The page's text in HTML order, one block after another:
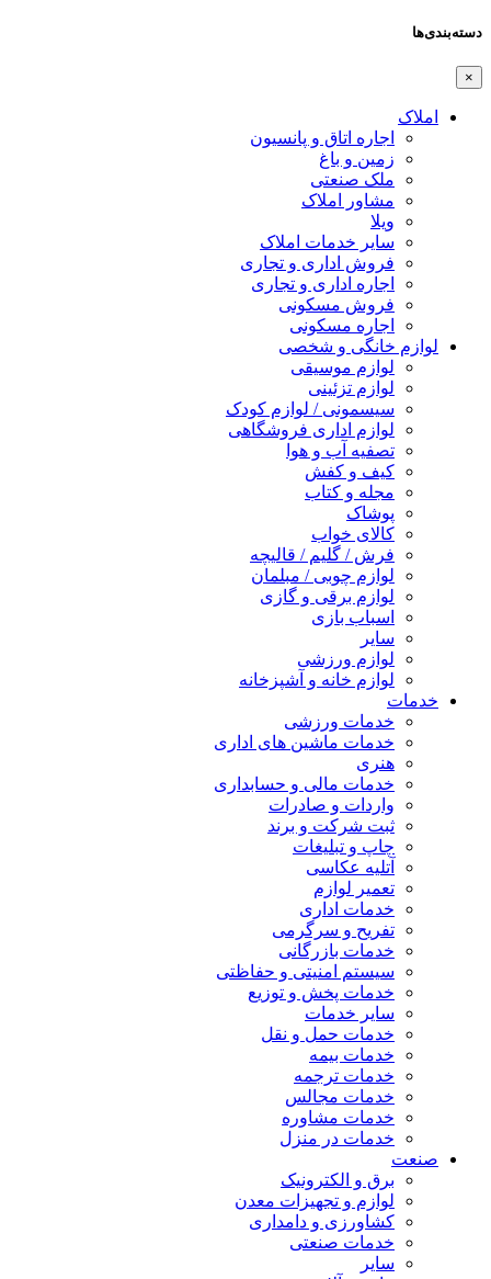
دسته‌بندی‌ها
×
املاک
اجاره اتاق و پانسیون
زمین و باغ
ملک صنعتی
مشاور املاک
ویلا
سایر خدمات املاک
فروش اداری و تجاری
اجاره اداری و تجاری
فروش مسکونی
اجاره مسکونی
لوازم خانگی و شخصی
لوازم موسیقی
لوازم تزئینی
سیسمونی / لوازم کودک
لوازم اداری فروشگاهی
تصفیه آب و هوا
کیف و کفش
مجله و کتاب
پوشاک
کالای خواب
فرش / گلیم / قالیچه
لوازم چوبی / مبلمان
لوازم برقی و گازی
اسباب بازی
سایر
لوازم ورزشی
لوازم خانه و آشپزخانه
خدمات
خدمات ورزشی
خدمات ماشین های اداری
هنری
خدمات مالی و حسابداری
واردات و صادرات
ثبت شرکت و برند
چاپ و تبلیغات
آتلیه عکاسی
تعمیر لوازم
خدمات اداری
تفریح و سرگرمی
خدمات بازرگانی
سیستم امنیتی و حفاظتی
خدمات پخش و توزیع
سایر خدمات
خدمات حمل و نقل
خدمات بیمه
خدمات ترجمه
خدمات مجالس
خدمات مشاوره
خدمات در منزل
صنعت
برق و الکترونیک
لوازم و تجهیزات معدن
کشاورزی و دامداری
خدمات صنعتی
سایر